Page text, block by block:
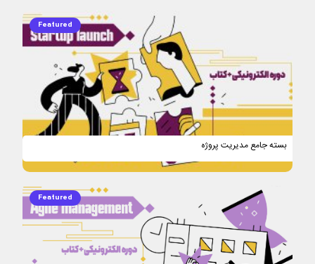
بسته جامع مدیریت پروژه
Featured
Featured